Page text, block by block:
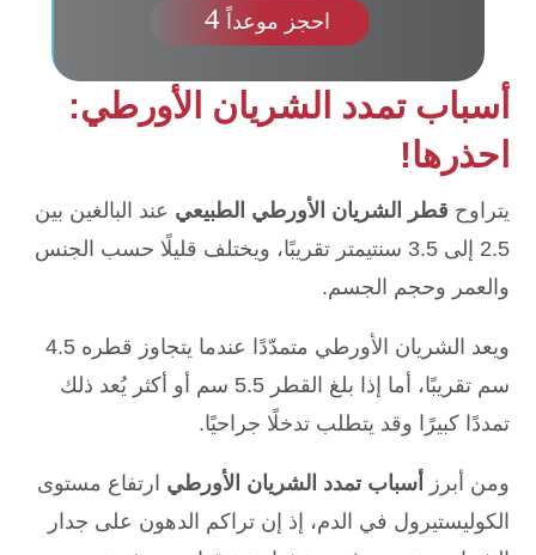
احجز موعداً 4
أسباب تمدد الشريان الأورطي:
احذرها!
يتراوح قطر الشريان الأورطي الطبيعي عند البالغين بين
2.5 إلى 3.5 سنتيمتر تقريبًا، ويختلف قليلًا حسب الجنس
والعمر وحجم الجسم.
ويعد الشريان الأورطي متمدّدًا عندما يتجاوز قطره 4.5
سم تقريبًا، أما إذا بلغ القطر 5.5 سم أو أكثر يُعد ذلك
تمددًا كبيرًا وقد يتطلب تدخلًا جراحيًا.
ومن أبرز أسباب تمدد الشريان الأورطي ارتفاع مستوى
الكوليستيرول في الدم، إذ إن تراكم الدهون على جدار